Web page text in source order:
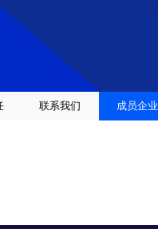
联系我们 成员企业